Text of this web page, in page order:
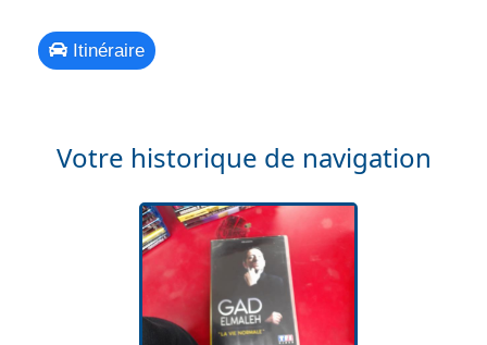
Itinéraire
Votre historique de navigation